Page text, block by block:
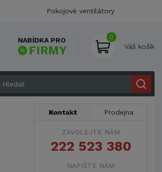
NABÍDKA PRO
FIRMY
0
Váš košík
Kontakt Prodejna
ZAVOLEJTE NÁM
222 523 380
NAPIŠTE NÁM
Pokojové ventilátory